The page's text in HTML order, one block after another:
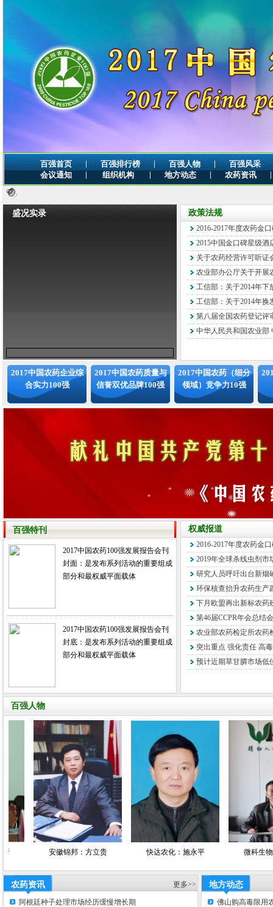
百强首页 | 百强排行榜 | 百强人物 |
百强风采
会议通知
| 组织机构 | 地方动态 | 农药资讯 |
盛况实录 政策法规
2016-2017年度农药金
2015中国金口碑星级酒
关于农药经营许可听证
农业部办公厅关于开展
工信部：关于2014年下
工信部：关于2014年换
第八届全国农药登记评
中华人民共和国农业部
2017中国农药企业综
合实力100强
2017中国农药质量与
信誉双优品牌100强
2017中国农药（细分
领域）竞争力10强
百强特刊
2017中国农药100强发展报告会刊
封面：是发布系列活动的重要组成
部分和最权威平面载体
2017中国农药100强发展报告会刊
封底：是发布系列活动的重要组成
部分和最权威平面载体
权威报道
2016-2017年度农药金
2019年全球杀线虫剂市
研究人员呼吁出台新烟
环保核查抬升农药生产
下月欧盟再出新标农药
第46届CCPR年会总结
农业部农药检定所农药
突出重点 强化责任 高
预计近期草甘膦市场低
百强人物
安徽锦邦：方立贵 快达农化：施永平 微科生物：韩希
农药资讯 更多>>
阿根廷种子处理市场经历缓慢增长期
地方动态
佛山购高毒限用